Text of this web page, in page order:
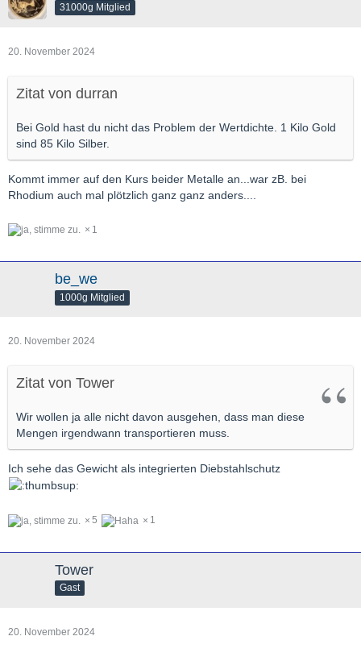
31000g Mitglied
20. November 2024
Zitat von durran
Bei Gold hast du nicht das Problem der Wertdichte. 1 Kilo Gold
sind 85 Kilo Silber.
Kommt immer auf den Kurs beider Metalle an...war zB. bei
Rhodium auch mal plötzlich ganz ganz anders....
1
be_we
1000g Mitglied
20. November 2024
Zitat von Tower
Wir wollen ja alle nicht davon ausgehen, dass man diese
Mengen irgendwann transportieren muss.
Ich sehe das Gewicht als integrierten Diebstahlschutz
5 1
Tower
Gast
20. November 2024